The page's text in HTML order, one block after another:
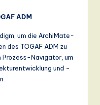
ADM
um die ArchiMate-
des TOGAF ADM zu
Prozess-Navigator, um
und -